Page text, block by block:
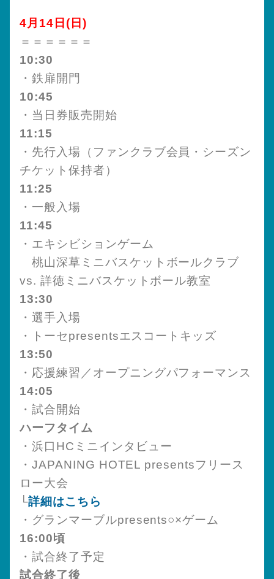
4月14日(日)
＝＝＝＝＝＝
10:30
・鉄扉開門
10:45
・当日券販売開始
11:15
・先行入場（ファンクラブ会員・シーズン
チケット保持者）
11:25
・一般入場
11:45
・エキシビションゲーム
桃山深草ミニバスケットボールクラブ
vs. 詳徳ミニバスケットボール教室
13:30
・選手入場
・トーセpresentsエスコートキッズ
13:50
・応援練習／オープニングパフォーマンス
14:05
・試合開始
ハーフタイム
・浜口HCミニインタビュー
・JAPANING HOTEL presentsフリース
ロー大会
└詳細はこちら
・グランマーブルpresents○×ゲーム
16:00頃
・試合終了予定
試合終了後